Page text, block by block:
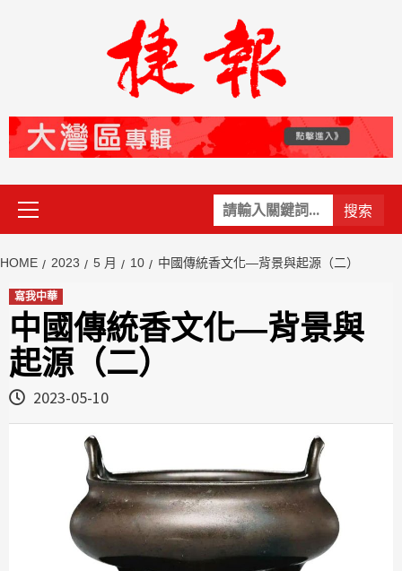
關
鍵
Primary
Menu
HOME 2023 5 月 10 中國傳統香文化—背景與起源（二）
寫我中華
中國傳統香文化—背景與
起源（二）
2023-05-10